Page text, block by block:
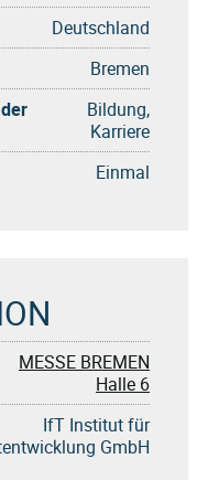
Deutschland
Bremen
Bildung,
Karriere
Einmal
MESSE BREMEN
Halle 6
IfT Institut für
GmbH